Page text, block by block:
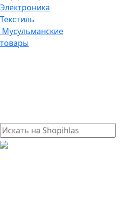
Электроника
Текстиль
Мусульманские
товары